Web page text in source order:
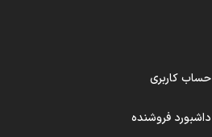
حساب کاربری
داشبورد فروشنده